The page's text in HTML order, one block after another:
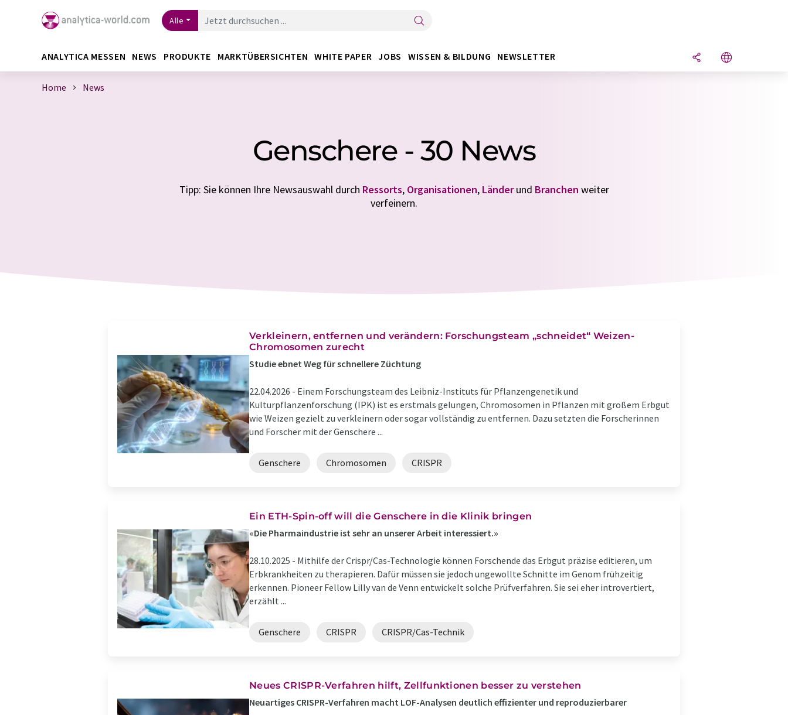
Alle
ANALYTICA MESSEN NEWS PRODUKTE MARKTÜBERSICHTEN WHITE PAPER JOBS WISSEN & BILDUNG NEWSLETTER
Home News
Genschere - 30 News
Tipp: Sie können Ihre Newsauswahl durch Ressorts, Organisationen, Länderund Branchen weiter
verfeinern.
Verkleinern, entfernen und verändern: Forschungsteam „schneidet“ Weizen-
Chromosomen zurecht
Studie ebnet Weg für schnellere Züchtung
22.04.2026 - Einem Forschungsteam des Leibniz-Instituts für Pflanzengenetik und
Kulturpflanzenforschung (IPK) ist es erstmals gelungen, Chromosomen in Pflanzen mit großem Erbgut
wie Weizen gezielt zu verkleinern oder sogar vollständig zu entfernen. Dazu setzten die Forscherinnen
und Forscher mit der Genschere ...
Genschere Chromosomen CRISPR
Ein ETH-Spin-off will die Genschere in die Klinik bringen
«Die Pharmaindustrie ist sehr an unserer Arbeit interessiert.»
28.10.2025 - Mithilfe der Crispr/Cas-Technologie können Forschende das Erbgut präzise editieren, um
Erbkrankheiten zu therapieren. Dafür müssen sie jedoch ungewollte Schnitte im Genom frühzeitig
erkennen. Pioneer Fellow Lilly van de Venn entwickelt solche Prüfverfahren. Sie sei eher introvertiert,
erzählt ...
Genschere CRISPR CRISPR/Cas-Technik
Neues CRISPR-Verfahren hilft, Zellfunktionen besser zu verstehen
Neuartiges CRISPR-Verfahren macht LOF-Analysen deutlich effizienter und reproduzierbarer